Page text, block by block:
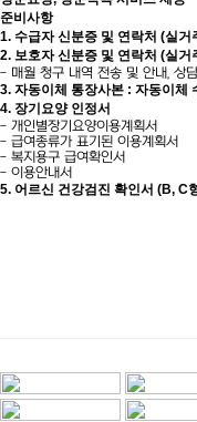
준비사항
1. 수급자 신분증 및 연락처 (실거
2. 보호자 신분증 및 연락처 (실거
- 매월 청구 내역 전송 및 안내, 상
3. 자동이체 통장사본 : 자동이체
4. 장기요양 인정서
- 개인별장기요양이용계획서
- 급여종류가 표기된 이용계획서
- 복지용구 급여확인서
- 이용안내서
5. 어르신 건강검진 확인서 (B, C